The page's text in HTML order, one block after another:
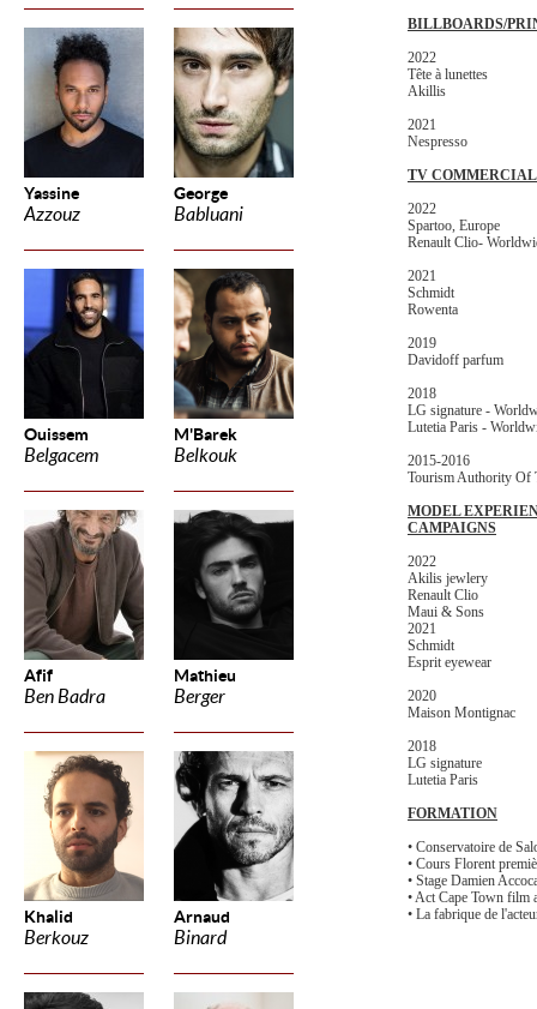
Yassine
Azzouz
George
Babluani
Ouissem
Belgacem
M'Barek
Belkouk
Afif
Ben Badra
Mathieu
Berger
Khalid
Berkouz
Arnaud
Binard
BILLBOARDS/
2022
Tête à lunettes
Akillis
2021
Nespresso
TV
2022
Spartoo, Europe
Renault Clio-
2021
Schmidt
Rowenta
2019
Davidoff parfum
2018
LG signature -
Lutetia Paris -
2015-2016
Tourism Authority Of
MODEL
CAMPAIGNS
2022
Akilis jewlery
Renault Clio
Maui & Sons
2021
Schmidt
Esprit eyewear
2020
Maison Montignac
2018
LG signature
Lutetia Paris
FORMATION
• Conservatoire de
• Cours Florent
• Stage Damien
• Act Cape Town film
• La fabrique de